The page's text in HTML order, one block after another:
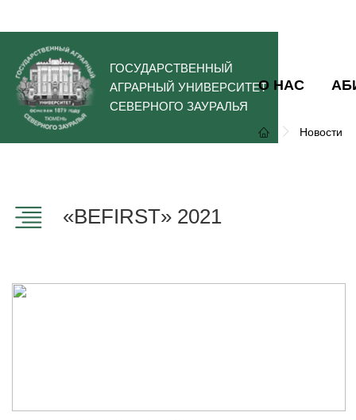
ГОСУДАРСТВЕННЫЙ
АГРАРНЫЙ УНИВЕРСИТЕТ
СЕВЕРНОГО ЗАУРАЛЬЯ
О НАС
Новости
«BEFIRST» 2021